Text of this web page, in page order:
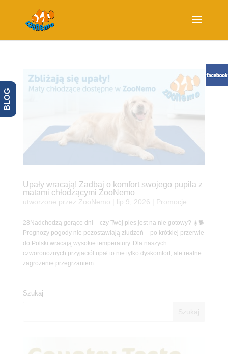
Upały wracają! Zadbaj o komfort swojego pupila z
matami chłodzącymi ZooNemo
utworzone przez ZooNemo lip 9, 2026 Promocje
28Nadchodzą gorące dni – czy Twój pies jest na nie gotowy? ☀️🐕
Prognozy pogody nie pozostawiają złudzeń – po krótkiej przerwie
do Polski wracają wysokie temperatury. Dla naszych
czworonożnych przyjaciół upał to nie tylko dyskomfort, ale realne
zagrożenie przegrzaniem...
Szukaj
BLOG